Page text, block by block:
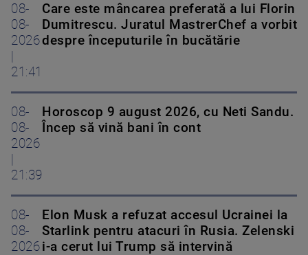
08-
08-
2026
21:41
Care este mâncarea preferată a lui Florin
Dumitrescu. Juratul MastrerChef a vorbit
despre începuturile în bucătărie
08-
08-
2026
21:39
Horoscop 9 august 2026, cu Neti Sandu.
Încep să vină bani în cont
08-
08-
2026
Elon Musk a refuzat accesul Ucrainei la
Starlink pentru atacuri în Rusia. Zelenski
i-a cerut lui Trump să intervină